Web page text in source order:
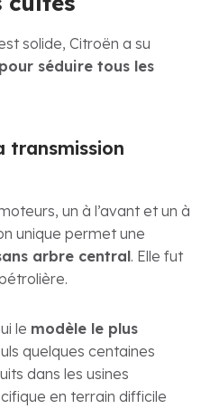
solide, Citroën a su
séduire tous les
transmission
un à l’avant et un à
unique permet une
arbre central. Elle fut
le modèle le plus
quelques centaines
dans les usines
en terrain difficile